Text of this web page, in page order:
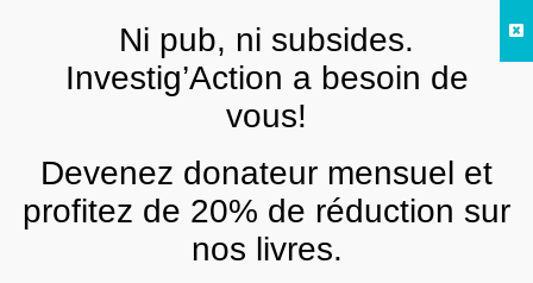
Le Bloc identitaire et son choc des
civilisations
2 NOVEMBRE 2015
ANALYSES ET TÉMOIGNAGES
FRNi pub, ni subsides.
Investig’Action a besoin de
vous!
Devenez donateur mensuel et
profitez de 20% de réduction sur
nos livres.